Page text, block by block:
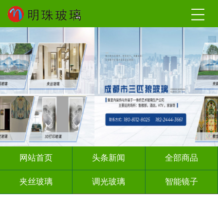
网站首页 头条新闻 全部商品
夹丝玻璃 调光玻璃 智能镜子